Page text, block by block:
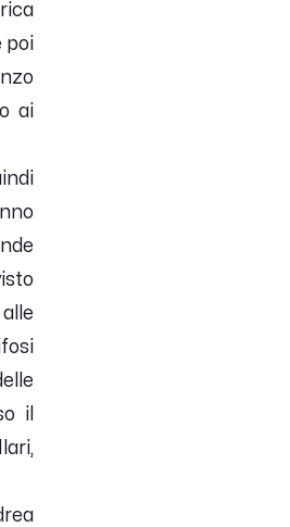
poi
ai
il